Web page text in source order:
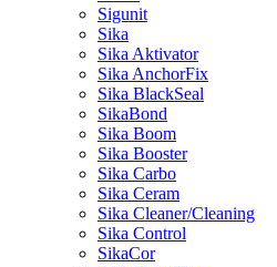
Sigunit
Sika
Sika Aktivator
Sika AnchorFix
Sika BlackSeal
SikaBond
Sika Boom
Sika Booster
Sika Carbo
Sika Ceram
Sika Cleaner/Cleaning
Sika Control
SikaCor